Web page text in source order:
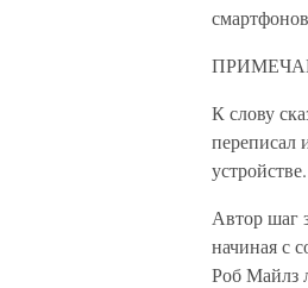
К слову
переписал
устройстве.
Автор шаг
начиная с
Роб Майлз